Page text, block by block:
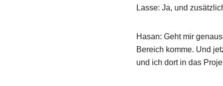
Lasse: Ja, und
Hasan: Geht mir
Bereich komme. Und
und ich dort in das